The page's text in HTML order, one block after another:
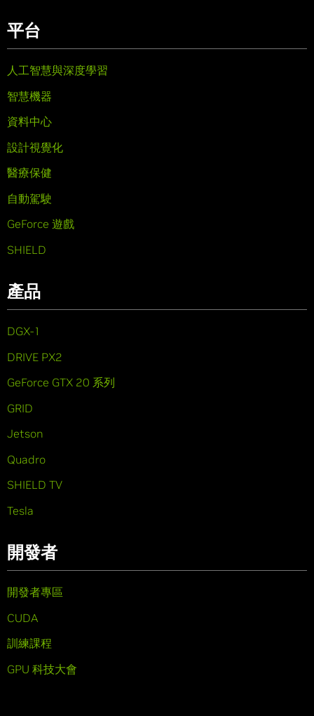
平台
人工智慧與深度學習
智慧機器
資料中心
設計視覺化
醫療保健
自動駕駛
GeForce 遊戲
SHIELD
產品
DGX-1
DRIVE PX2
GeForce GTX 20 系列
GRID
Jetson
Quadro
SHIELD TV
Tesla
開發者
開發者專區
CUDA
訓練課程
GPU 科技大會